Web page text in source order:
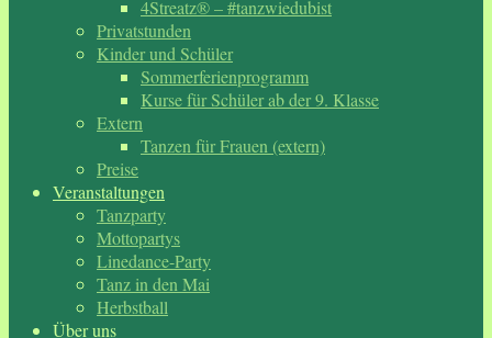
4Streatz® – #tanzwiedubist
Privatstunden
Kinder und Schüler
Sommerferienprogramm
Kurse für Schüler ab der 9. Klasse
Extern
Tanzen für Frauen (extern)
Preise
Veranstaltungen
Tanzparty
Mottopartys
Linedance-Party
Tanz in den Mai
Herbstball
Über uns